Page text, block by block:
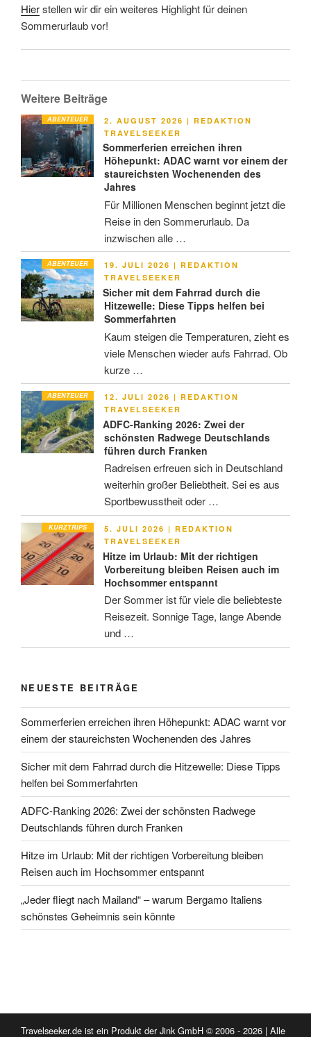
Hierstellen wir dir ein weiteres Highlight für deinen
Sommerurlaub vor!
Weitere Beiträge
ABENTEUER
VERÖFFENTLICHT
AM
2. AUGUST 2026 | REDAKTION
TRAVELSEEKER
Sommerferien erreichen ihren
Höhepunkt: ADAC warnt vor einem der
staureichsten Wochenenden des
Jahres
Für Millionen Menschen beginnt jetzt die
Reise in den Sommerurlaub. Da
inzwischen alle …
ABENTEUER
VERÖFFENTLICHT
AM
19. JULI 2026 | REDAKTION
TRAVELSEEKER
Sicher mit dem Fahrrad durch die
Hitzewelle: Diese Tipps helfen bei
Sommerfahrten
Kaum steigen die Temperaturen, zieht es
viele Menschen wieder aufs Fahrrad. Ob
kurze …
ABENTEUER
VERÖFFENTLICHT
AM
12. JULI 2026 | REDAKTION
TRAVELSEEKER
ADFC-Ranking 2026: Zwei der
schönsten Radwege Deutschlands
führen durch Franken
Radreisen erfreuen sich in Deutschland
weiterhin großer Beliebtheit. Sei es aus
Sportbewusstheit oder …
KURZTRIPS
VERÖFFENTLICHT
AM
5. JULI 2026 | REDAKTION
TRAVELSEEKER
Hitze im Urlaub: Mit der richtigen
Vorbereitung bleiben Reisen auch im
Hochsommer entspannt
Der Sommer ist für viele die beliebteste
Reisezeit. Sonnige Tage, lange Abende
und …
NEUESTE BEITRÄGE
Sommerferien erreichen ihren Höhepunkt: ADAC warnt vor
einem der staureichsten Wochenenden des Jahres
Sicher mit dem Fahrrad durch die Hitzewelle: Diese Tipps
helfen bei Sommerfahrten
ADFC-Ranking 2026: Zwei der schönsten Radwege
Deutschlands führen durch Franken
Hitze im Urlaub: Mit der richtigen Vorbereitung bleiben
Reisen auch im Hochsommer entspannt
„Jeder fliegt nach Mailand“ – warum Bergamo Italiens
schönstes Geheimnis sein könnte
Travelseeker.de ist ein Produkt der Jink GmbH © 2006 - 2026 | Alle